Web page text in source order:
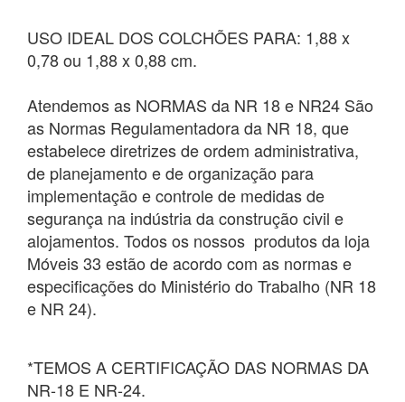
USO IDEAL DOS COLCHÕES PARA: 1,88 x
0,78 ou 1,88 x 0,88 cm.
Atendemos as NORMAS da NR 18 e NR24 São
as Normas Regulamentadora da NR 18, que
estabelece diretrizes de ordem administrativa,
de planejamento e de organização para
implementação e controle de medidas de
segurança na indústria da construção civil e
alojamentos. Todos os nossos produtos da loja
Móveis 33 estão de acordo com as normas e
especificações do Ministério do Trabalho (NR 18
e NR 24).
*TEMOS A CERTIFICAÇÃO DAS NORMAS DA
NR-18 E NR-24.